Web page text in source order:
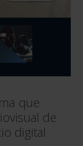
que
de
digital